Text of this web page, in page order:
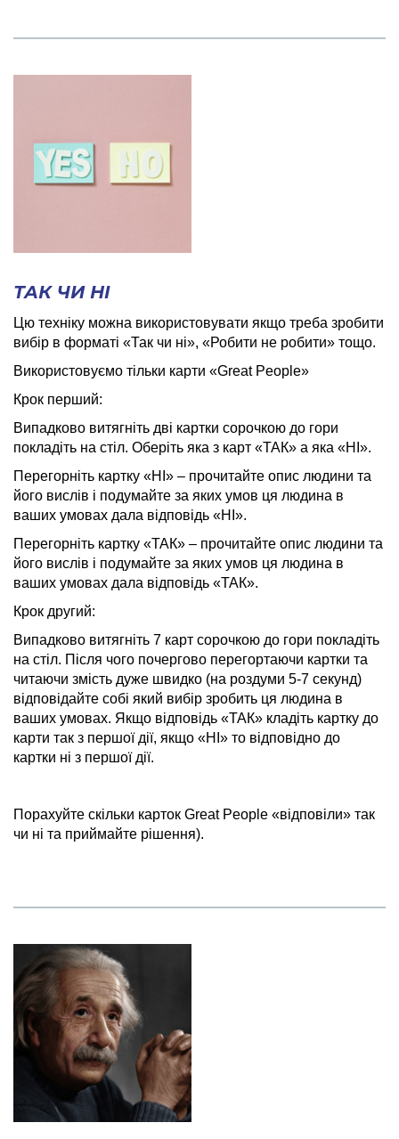
ТАК ЧИ НІ
Цю техніку можна використовувати якщо треба зробити
вибір в форматі «Так чи ні», «Робити не робити» тощо.
Використовуємо тільки карти «Great Peоple»
Крок перший:
Випадково витягніть дві картки сорочкою до гори
покладіть на стіл. Оберіть яка з карт «ТАК» а яка «НІ».
Перегорніть картку «НІ» – прочитайте опис людини та
його вислів і подумайте за яких умов ця людина в
ваших умовах дала відповідь «НІ».
Перегорніть картку «ТАК» – прочитайте опис людини та
його вислів і подумайте за яких умов ця людина в
ваших умовах дала відповідь «ТАК».
Крок другий:
Випадково витягніть 7 карт сорочкою до гори покладіть
на стіл. Після чого почергово перегортаючи картки та
читаючи змість дуже швидко (на роздуми 5-7 секунд)
відповідайте собі який вибір зробить ця людина в
ваших умовах. Якщо відповідь «ТАК» кладіть картку до
карти так з першої дії, якщо «НІ» то відповідно до
картки ні з першої дії.
Порахуйте скільки карток Great People «відповіли» так
чи ні та приймайте рішення).